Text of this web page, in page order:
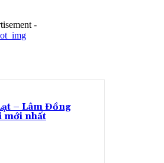
-
– Lâm Đồng
mới nhất